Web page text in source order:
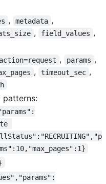
, metadata ,
, field_values ,
action=request , params ,
, timeout_sec ,
patterns: